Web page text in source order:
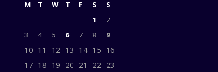
M T W T F S
S
1
2
3
4 5 6 7 8
9
10 11 12 13 14 15 16
17 18 19 20 21 22 23